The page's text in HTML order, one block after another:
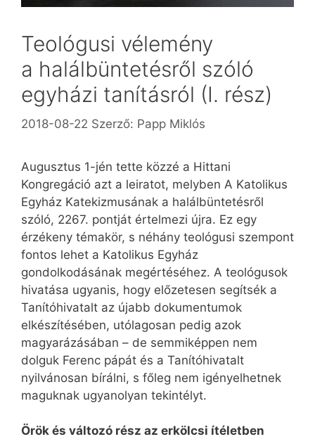
Teológusi vélemény
a halálbüntetésről szóló
egyházi tanításról (I. rész)
2018-08-22 Szerző: Papp Miklós
Augusztus 1-jén tette közzé a Hittani
Kongregáció azt a leiratot, melyben A Katolikus
Egyház Katekizmusának a halálbüntetésről
szóló, 2267. pontját értelmezi újra. Ez egy
érzékeny témakör, s néhány teológusi szempont
fontos lehet a Katolikus Egyház
gondolkodásának megértéséhez. A teológusok
hivatása ugyan­is, hogy előzetesen segítsék a
Tanítóhivatalt az újabb dokumentumok
elkészítésében, utólagosan pedig azok
magyarázásában – de semmiképpen nem
dolguk Ferenc pápát és a Tanítóhivatalt
nyilvánosan bírálni, s főleg nem igényelhetnek
maguknak ugyanolyan tekintélyt.
Örök és változó rész az erkölcsi ítéletben